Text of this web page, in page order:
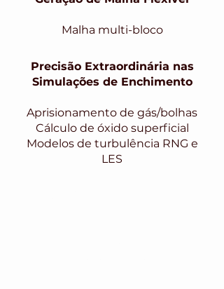
Malha multi-bloco
Precisão Extraordinária nas
Simulações de Enchimento
Aprisionamento de gás/bolhas
Cálculo de óxido superficial
Modelos de turbulência RNG e
LES